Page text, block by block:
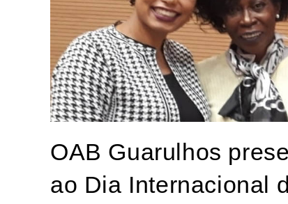
OAB Guarulhos
ao Dia Internacional